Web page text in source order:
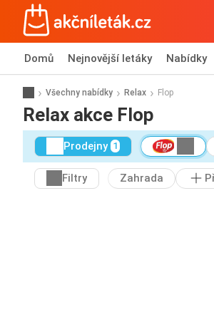
Domů Nejnovější letáky Nabídky
Všechny nabídky Relax Flop
Relax akce Flop
Prodejny 1
Filtry Zahrada